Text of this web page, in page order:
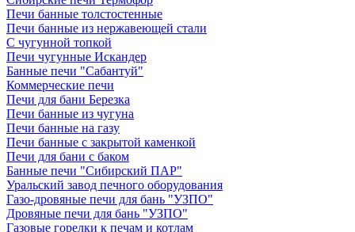
Печи банные толстостенные
Печи банные из нержавеющей стали
С чугунной топкой
Печи чугунные Искандер
Банные печи "Сабантуй"
Коммерческие печи
Печи для бани Березка
Печи банные из чугуна
Печи банные на газу
Печи банные с закрытой каменкой
Печи для бани с баком
Банные печи "Сибирский ПАР"
Уральский завод печного оборудования
Газо-дровяные печи для бань "УЗПО"
Дровяные печи для бань "УЗПО"
Газовые горелки к печам и котлам